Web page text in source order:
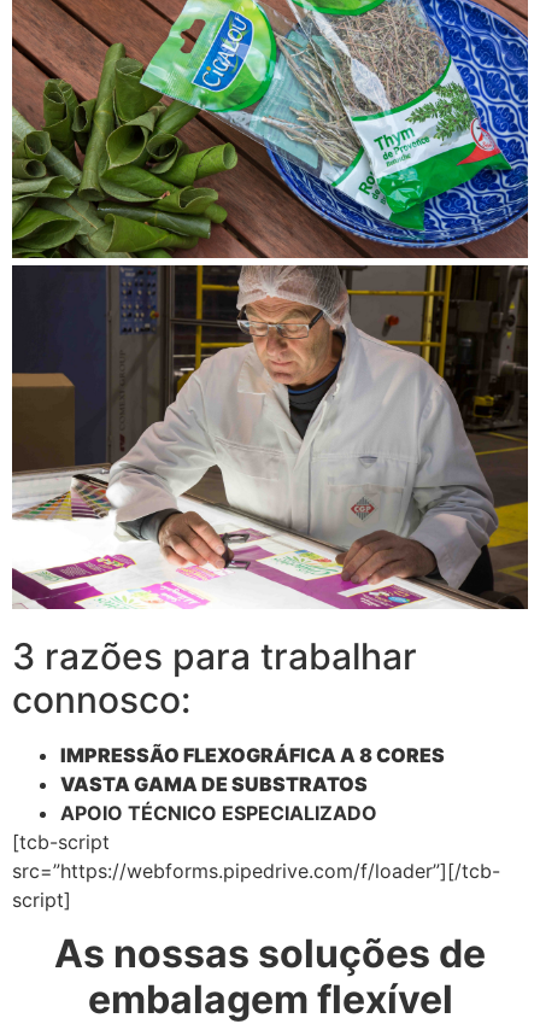
3 razões para trabalhar
connosco:
IMPRESSÃO FLEXOGRÁFICA A 8 CORES
VASTA GAMA DE SUBSTRATOS
APOIO TÉCNICO ESPECIALIZADO
[tcb-script
src=”https://webforms.pipedrive.com/f/loader”][/tcb-
script]
As nossas soluções de
embalagem flexível